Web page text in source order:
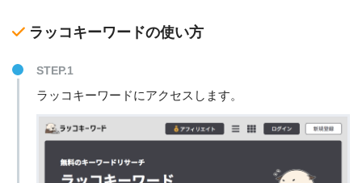
ラッコキーワードの使い方
STEP.1
ラッコキーワードにアクセスします。